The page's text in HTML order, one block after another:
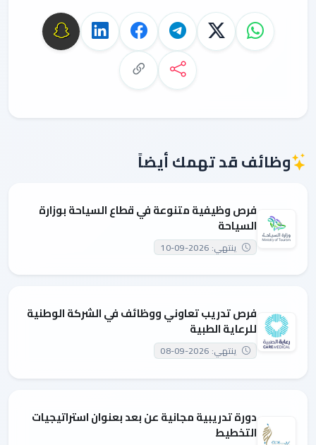
وظائف قد تهمك أيضاً
فرص وظيفية متنوعة في قطاع السياحة بوزارة
السياحة
ينتهي: 2026-09-10
فرص تدريب تعاوني ووظائف في الشركة الوطنية
للرعاية الطبية
ينتهي: 2026-09-08
دورة تدريبية مجانية عن بعد بعنوان استراتيجيات
التخطيط